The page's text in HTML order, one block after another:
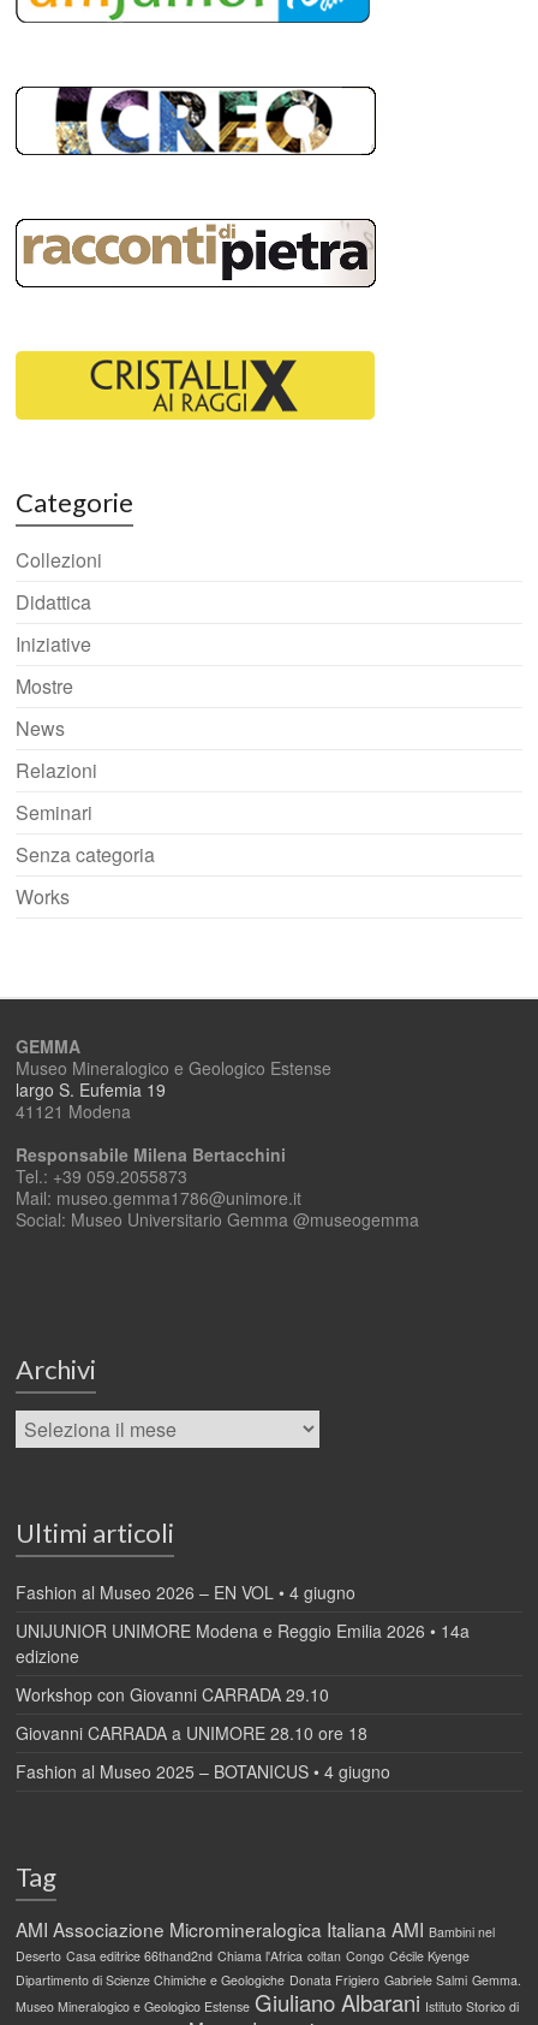
Categorie
Collezioni
Didattica
Iniziative
Mostre
News
Relazioni
Seminari
Senza categoria
Works
GEMMA
Museo Mineralogico e Geologico Estense
largo S. Eufemia 19
41121 Modena
Responsabile Milena Bertacchini
Tel.: +39 059.2055873
Mail: museo.gemma1786@unimore.it
Social: Museo Universitario Gemma @museogemma
Archivi
Ultimi articoli
Fashion al Museo 2026 – EN VOL • 4 giugno
UNIJUNIOR UNIMORE Modena e Reggio Emilia 2026 • 14a
edizione
Workshop con Giovanni CARRADA 29.10
Giovanni CARRADA a UNIMORE 28.10 ore 18
Fashion al Museo 2025 – BOTANICUS • 4 giugno
Tag
AMI Associazione Micromineralogica Italiana AMI Bambini nel
Deserto Casa editrice 66thand2nd Chiama l'Africa coltan Congo Cécile Kyenge
Dipartimento di Scienze Chimiche e Geologiche Donata Frigiero Gabriele Salmi Gemma.
Museo Mineralogico e Geologico Estense Giuliano Albarani Istituto Storico di